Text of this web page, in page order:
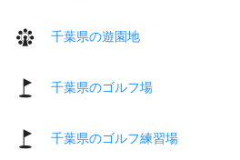
千葉県の遊園地
千葉県のゴルフ場
千葉県のゴルフ練習場